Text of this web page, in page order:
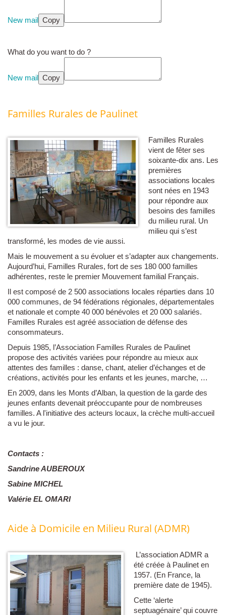
New mail Copy
What do you want to do ?
New mail Copy
Familles Rurales de Paulinet
Familles Rurales
vient de fêter ses
soixante-dix ans. Les
premières
associations locales
sont nées en 1943
pour répondre aux
besoins des familles
du milieu rural. Un
milieu qui s’est
transformé, les modes de vie aussi.
Mais le mouvement a su évoluer et s’adapter aux changements.
Aujourd’hui, Familles Rurales, fort de ses 180 000 familles
adhérentes, reste le premier Mouvement familial Français.
Il est composé de 2 500 associations locales réparties dans 10
000 communes, de 94 fédérations régionales, départementales
et nationale et compte 40 000 bénévoles et 20 000 salariés.
Familles Rurales est agréé association de défense des
consommateurs.
Depuis 1985, l’Association Familles Rurales de Paulinet
propose des activités variées pour répondre au mieux aux
attentes des familles : danse, chant, atelier d’échanges et de
créations, activités pour les enfants et les jeunes, marche, …
En 2009, dans les Monts d’Alban, la question de la garde des
jeunes enfants devenait préoccupante pour de nombreuses
familles. A l'initiative des acteurs locaux, la crèche multi-accueil
a vu le jour.
Contacts :
Sandrine AUBEROUX
Sabine MICHEL
Valérie EL OMARI
Aide à Domicile en Milieu Rural (ADMR)
L’association ADMR a
été créée à Paulinet en
1957. (En France, la
première date de 1945).
Cette ‘alerte
septuagénaire’ qui couvre